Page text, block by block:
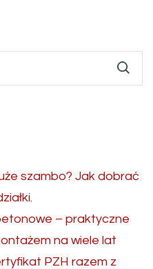
szambo? Jak dobrać
– praktyczne
na wiele lat
PZH razem z